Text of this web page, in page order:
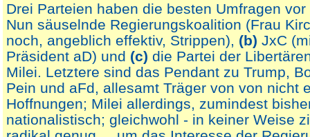
Drei Parteien haben die besten Umfragen
Nun säuselnde Regierungskoalition (Frau
noch, angeblich effektiv, Strippen), (b) JxC
Präsident aD) und (c) die Partei der
Milei. Letztere sind das Pendant zu Trump,
Pein und aFd, allesamt Träger von von nicht
Hoffnungen; Milei allerdings, zumindest
nationalistisch; gleichwohl - in keiner Weise